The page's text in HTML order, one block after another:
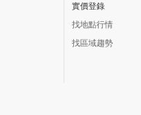
實價登錄
找地點行情
找區域趨勢